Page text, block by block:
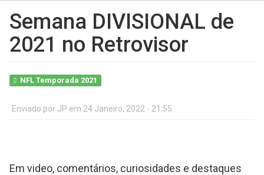
Semana DIVISIONAL de
2021 no Retrovisor
NFL Temporada 2021
Enviado por JP em 24 Janeiro, 2022 - 21:55.
Em video, comentários, curiosidades e destaques